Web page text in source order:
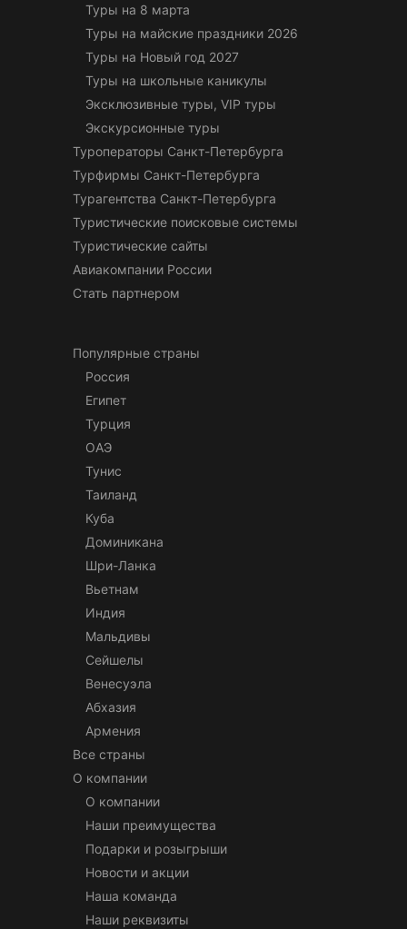
Туры на 8 марта
Туры на майские праздники 2026
Туры на Новый год 2027
Туры на школьные каникулы
Эксклюзивные туры, VIP туры
Экскурсионные туры
Туроператоры Санкт-Петербурга
Турфирмы Санкт-Петербурга
Турагентства Санкт-Петербурга
Туристические поисковые системы
Туристические сайты
Авиакомпании России
Стать партнером
Популярные страны
Россия
Египет
Турция
ОАЭ
Тунис
Таиланд
Куба
Доминикана
Шри-Ланка
Вьетнам
Индия
Мальдивы
Сейшелы
Венесуэла
Абхазия
Армения
Все страны
О компании
О компании
Наши преимущества
Подарки и розыгрыши
Новости и акции
Наша команда
Наши реквизиты